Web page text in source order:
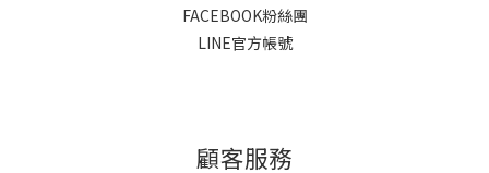
FACEBOOK粉絲團
LINE官方帳號
顧客服務